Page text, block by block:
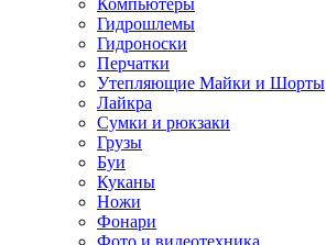
Компьютеры
Гидрошлемы
Гидроноски
Перчатки
Утепляющие Майки и Шорты
Лайкра
Сумки и рюкзаки
Грузы
Буи
Куканы
Ножи
Фонари
Фото и видеотехника